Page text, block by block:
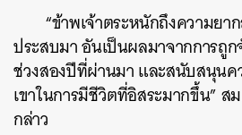
“ข้าพเจ้าตระหนักถึงความยา
ประสบมา อันเป็นผลมาจากการถู
ช่วงสองปีที่ผ่านมา และสนับสนุนค
เขาในการมีชีวิตที่อิสระมากขึ้น” ส
กล่าว